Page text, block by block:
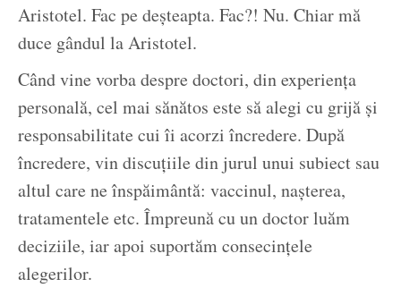
Aristotel. Fac pe deșteapta. Fac?! Nu. Chiar mă
duce gândul la Aristotel.
Când vine vorba despre doctori, din experiența
personală, cel mai sănătos este să alegi cu grijă și
responsabilitate cui îi acorzi încredere. După
încredere, vin discuțiile din jurul unui subiect sau
altul care ne înspăimântă: vaccinul, nașterea,
tratamentele etc. Împreună cu un doctor luăm
deciziile, iar apoi suportăm consecințele
alegerilor.